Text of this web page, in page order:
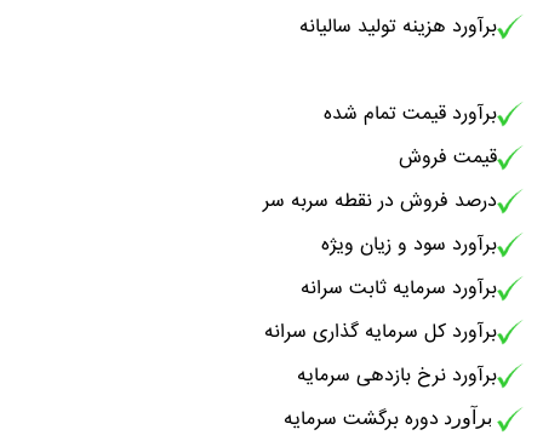
برآورد هزینه تولید سالیانه
برآورد قیمت تمام شده
قیمت فروش
درصد فروش در نقطه سربه سر
برآورد سود و زیان ویژه
برآورد سرمایه ثابت سرانه
برآورد کل سرمایه گذاری سرانه
برآورد نرخ بازدهی سرمایه
برآورد دوره برگشت سرمایه